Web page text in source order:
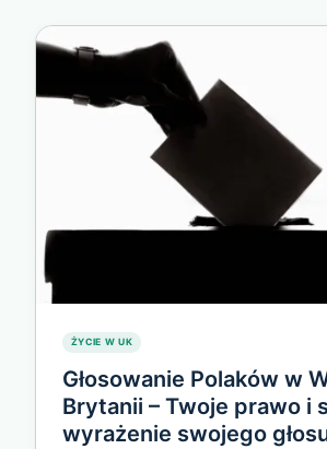
TWARZY
ZŁODZIEI
ŻYCIE W UK
Głosowanie Polaków w
Brytanii – Twoje prawo i
wyrażenie swojego